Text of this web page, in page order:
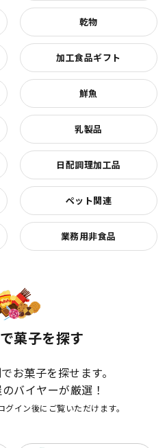
乾物
加工食品ギフト
鮮魚
乳製品
日配調理加工品
ペット関連
業務用非食品
菓子を探す
お菓子を探せます。
バイヤーが厳選！
イン後にご覧いただけます。